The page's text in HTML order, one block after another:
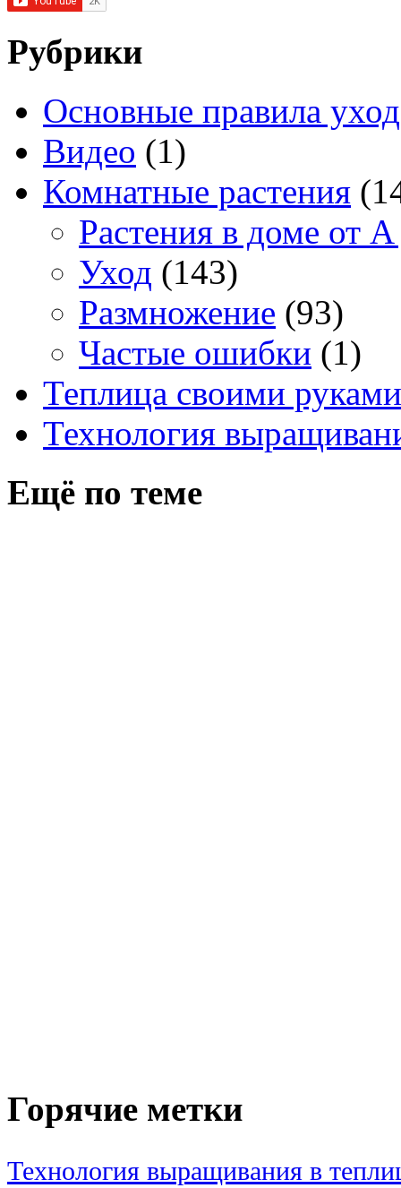
Рубрики
Основные правила
Видео (1)
Комнатные растения
Растения в доме от
Уход (143)
Размножение (93)
Частые ошибки (1)
Теплица своими руками
Технология
Ещё по теме
Горячие метки
Технология выращивания в